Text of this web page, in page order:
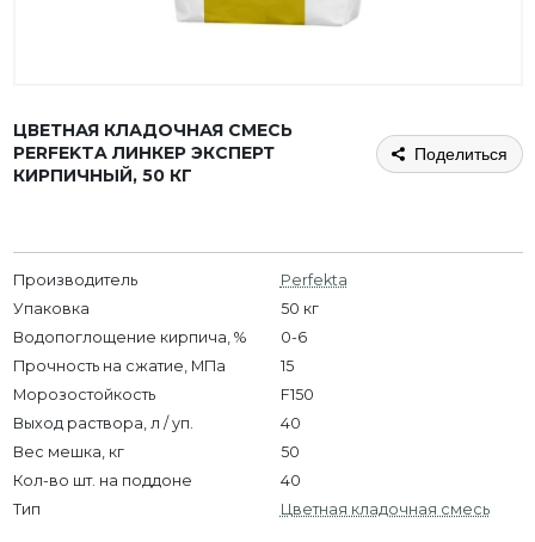
ЦВЕТНАЯ КЛАДОЧНАЯ СМЕСЬ
PERFEKTA ЛИНКЕР ЭКСПЕРТ
КИРПИЧНЫЙ, 50 КГ
Поделиться
Производитель
Perfekta
Упаковка
50 кг
Водопоглощение кирпича, %
0-6
Прочность на сжатие, МПа
15
Морозостойкость
F150
Выход раствора, л / уп.
40
Вес мешка, кг
50
Кол-во шт. на поддоне
40
Тип
Цветная кладочная смесь